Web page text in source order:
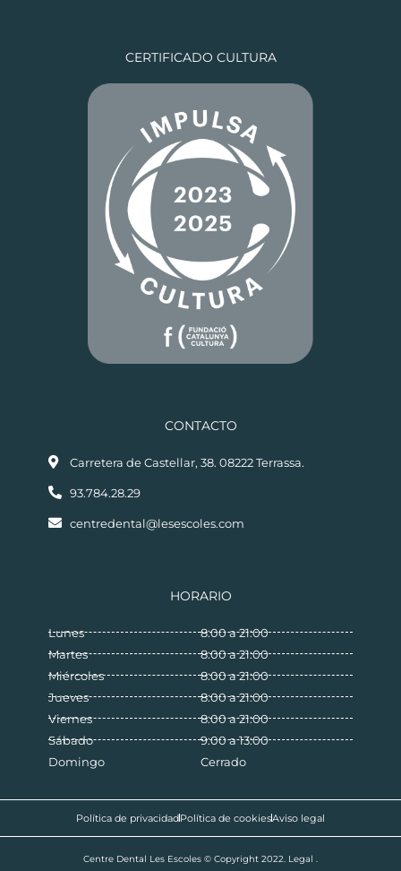
CERTIFICADO CULTURA
CONTACTO
Carretera de Castellar, 38. 08222 Terrassa.
93.784.28.29
centredental@lesescoles.com
HORARIO
Lunes
Martes
Miércoles
Jueves
Viernes
Sábado
Domingo
8:00 a 21:00
8:00 a 21:00
8:00 a 21:00
8:00 a 21:00
8:00 a 21:00
9:00 a 13:00
Cerrado
Política de privacidadPolítica de cookiesAviso legal
Centre Dental Les Escoles © Copyright 2022. Legal .